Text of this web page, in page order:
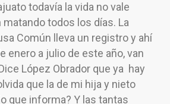
todavía la vida no vale
matando todos los días. La
Común lleva un registro y ahí
enero a julio de este año, van
López Obrador que ya hay
que la de mi hija y nieto
que informa? Y las tantas